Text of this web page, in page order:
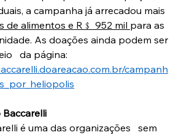
a campanha já arrecadou mais
de alimentos e R﹩ 952 mil para as
As doações ainda podem ser
da página:
campanh
é uma das organizações   sem